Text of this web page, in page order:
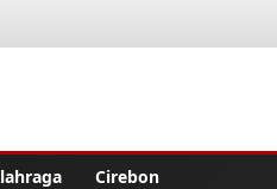
Cirebon